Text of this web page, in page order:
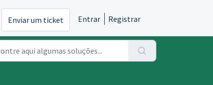
Enviar um ticket Entrar Registrar